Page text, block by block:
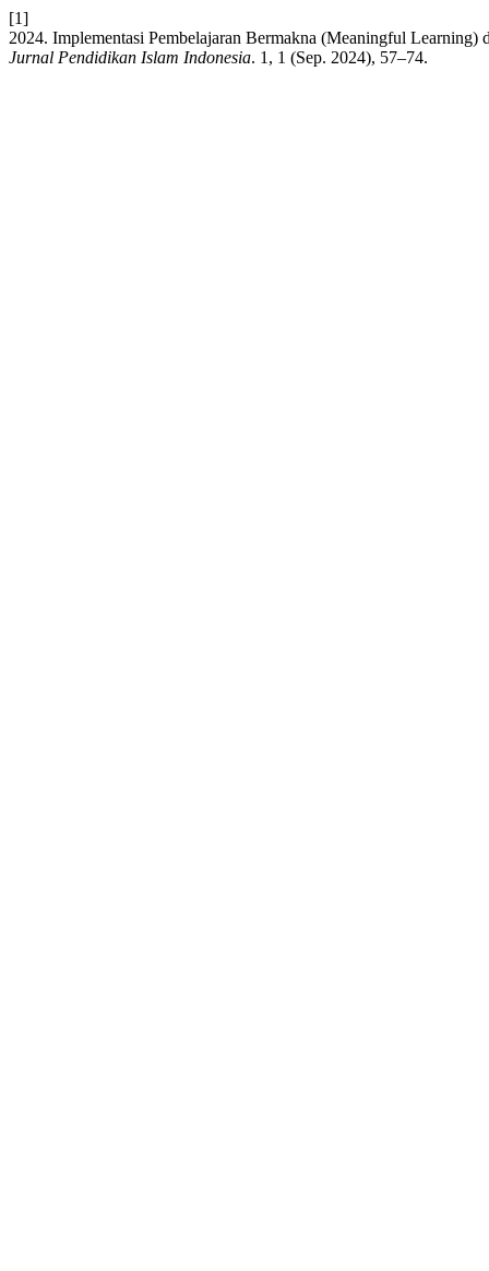
[1]
2024. Implementasi Pembelajaran Bermakna (Meaningful
Jurnal Pendidikan Islam Indonesia. 1, 1 (Sep. 2024), 57–74.